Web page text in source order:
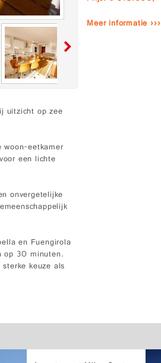
Meer informatie ›››
uitzicht op zee
woon-eetkamer
een lichte
onvergetelijke
en Fuengirola
op 30 minuten.
keuze als